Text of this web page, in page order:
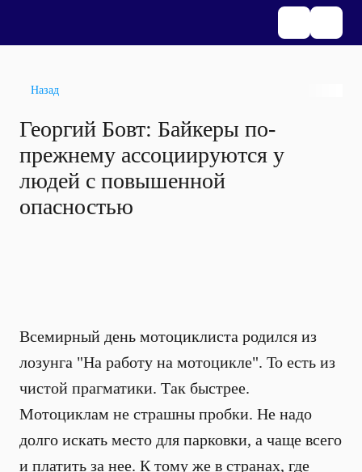
Назад
Георгий Бовт: Байкеры по-
прежнему ассоциируются у
людей с повышенной
опасностью
Всемирный день мотоциклиста родился из
лозунга "На работу на мотоцикле". То есть из
чистой прагматики. Так быстрее.
Мотоциклам не страшны пробки. Не надо
долго искать место для парковки, а чаще всего
и платить за нее. К тому же в странах, где